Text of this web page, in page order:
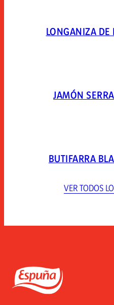
LONGANIZA DE
JAMÓN
BUTIFARRA
VER TODOS
Espuña